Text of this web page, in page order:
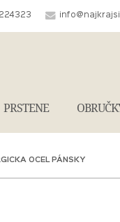
PRSTENE
OCEL PÁNSKY